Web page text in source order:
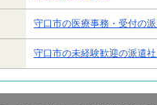
守口市の医療事務・受付の
守口市の未経験歓迎の派遣